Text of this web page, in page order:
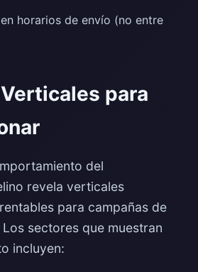
horarios de envío (no entre
para
del
revela verticales
para campañas de
sectores que muestran
incluyen: